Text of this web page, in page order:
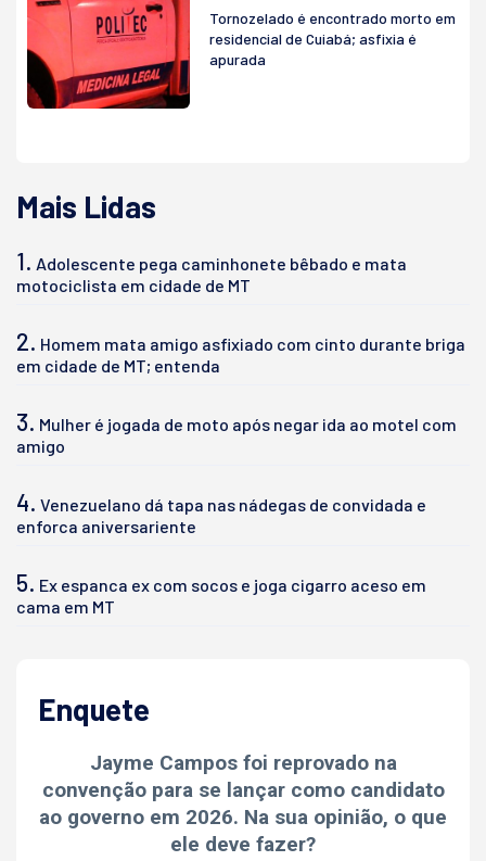
Tornozelado é encontrado morto em
residencial de Cuiabá; asfixia é
apurada
Mais Lidas
1. Adolescente pega caminhonete bêbado e mata
motociclista em cidade de MT
2. Homem mata amigo asfixiado com cinto durante briga
em cidade de MT; entenda
3. Mulher é jogada de moto após negar ida ao motel com
amigo
4. Venezuelano dá tapa nas nádegas de convidada e
enforca aniversariente
5. Ex espanca ex com socos e joga cigarro aceso em
cama em MT
Enquete
Jayme Campos foi reprovado na
convenção para se lançar como candidato
ao governo em 2026. Na sua opinião, o que
ele deve fazer?